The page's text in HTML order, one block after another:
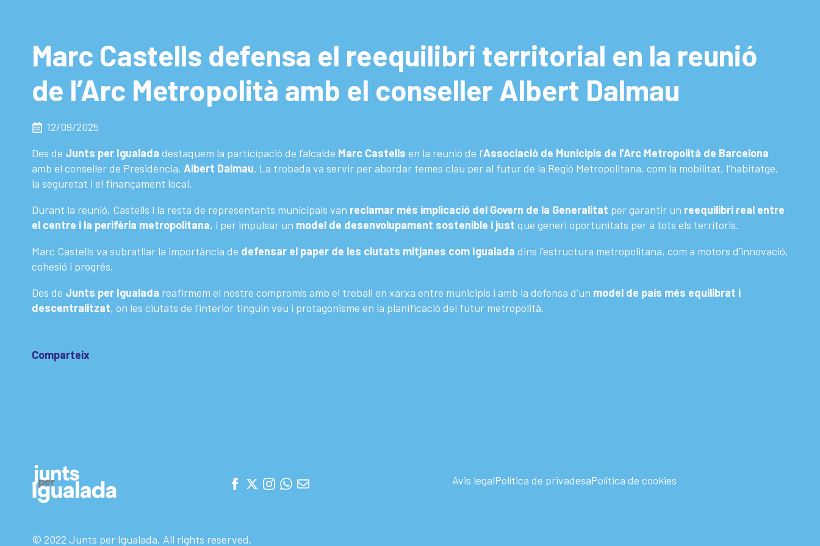
Marc Castells defensa el reequilibri territorial en la reunió
de l’Arc Metropolità amb el conseller Albert Dalmau
12/09/2025
Des de Junts per Igualada destaquem la participació de l’alcalde Marc Castells en la reunió de l’Associació de Municipis de l’Arc Metropolità de Barcelona
amb el conseller de Presidència, Albert Dalmau. La trobada va servir per abordar temes clau per al futur de la Regió Metropolitana, com la mobilitat, l’habitatge,
la seguretat i el finançament local.
Durant la reunió, Castells i la resta de representants municipals van reclamar més implicació del Govern de la Generalitat per garantir un reequilibri real entre
el centre i la perifèria metropolitana, i per impulsar un model de desenvolupament sostenible i just que generi oportunitats per a tots els territoris.
Marc Castells va subratllar la importància de defensar el paper de les ciutats mitjanes com Igualada dins l’estructura metropolitana, com a motors d’innovació,
cohesió i progrés.
Des de Junts per Igualada reafirmem el nostre compromís amb el treball en xarxa entre municipis i amb la defensa d’un model de país més equilibrat i
descentralitzat, on les ciutats de l’interior tinguin veu i protagonisme en la planificació del futur metropolità.
Comparteix
Avis legalPolítica de privadesaPolítica de cookies
© 2022 Junts per Igualada. All rights reserved.